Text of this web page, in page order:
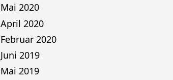
Mai 2020
April 2020
Februar 2020
Juni 2019
Mai 2019